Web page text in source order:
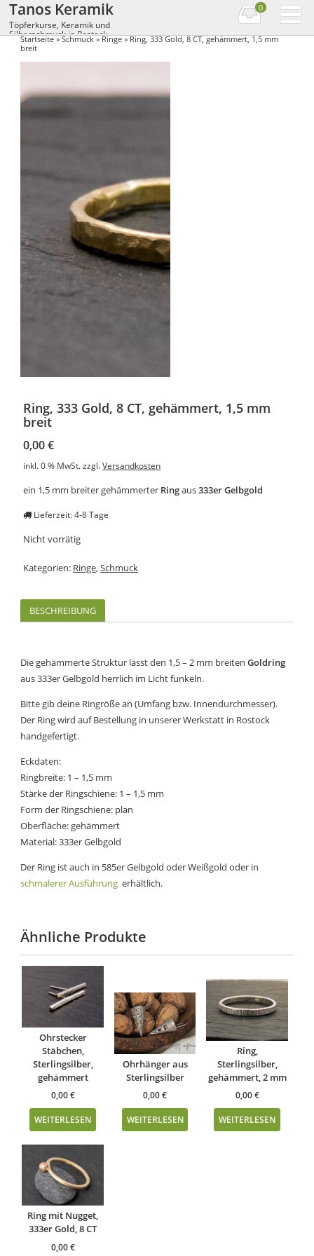
Tanos Keramik
Töpferkurse, Keramik und
Silberschmuck in Rostock
0
Startseite»Schmuck»Ringe» Ring, 333 Gold, 8 CT, gehämmert, 1,5 mm
breit
Ring, 333 Gold, 8 CT, gehämmert, 1,5 mm
breit
0,00€
inkl. 0 % MwSt. zzgl.Versandkosten
ein 1,5 mm breiter gehämmerter Ringaus333er Gelbgold
Lieferzeit: 4-8 Tage
Nicht vorrätig
Kategorien: Ringe,Schmuck
BESCHREIBUNG
Die gehämmerte Struktur lässt den 1,5 – 2 mm breitenGoldring
aus 333er Gelbgold herrlich im Licht funkeln.
Bitte gib deine Ringröße an (Umfang bzw. Innendurchmesser).
Der Ring wird auf Bestellung in unserer Werkstatt in Rostock
handgefertigt.
Eckdaten:
Ringbreite: 1 – 1,5 mm
Stärke der Ringschiene: 1 – 1,5 mm
Form der Ringschiene: plan
Oberfläche: gehämmert
Material: 333er Gelbgold
Der Ring ist auch in 585er Gelbgold oder Weißgold oder in
schmalerer Ausführung erhältlich.
Ähnliche Produkte
Ohrstecker
Stäbchen,
Sterlingsilber,
gehämmert
0,00€
WEITERLESEN
Ohrhänger aus
Sterlingsilber
0,00€
WEITERLESEN
Ring,
Sterlingsilber,
gehämmert, 2 mm
0,00€
WEITERLESEN
Ring mit Nugget,
333er Gold, 8 CT
0,00€